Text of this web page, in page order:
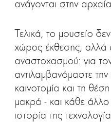
ανάγονται στην
Τελικά, το μουσείο
χώρος έκθεσης,
αναστοχασμού: για
αντιλαμβανόμαστε
καινοτομία και τη
μακρά - και κάθε
ιστορία της